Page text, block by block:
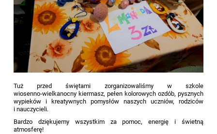
Tuż przed świętami zorganizowaliśmy w szkole
wiosenno‑wielkanocny kiermasz, pełen kolorowych ozdób, pysznych
wypieków i kreatywnych pomysłów naszych uczniów, rodziców
i nauczycieli.
Bardzo dziękujemy wszystkim za pomoc, energię i świetną
atmosferę!